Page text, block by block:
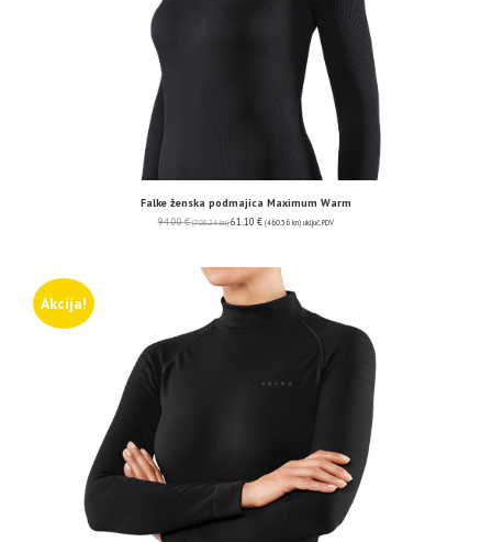
Falke ženska podmajica Maximum Warm
94.00€ (708.24 kn) 61.10 € (460.36 kn) uključ. PDV
Akcija!